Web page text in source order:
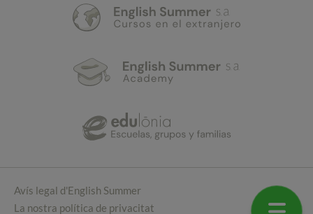
Avís legal d'English Summer
La nostra política de privacitat